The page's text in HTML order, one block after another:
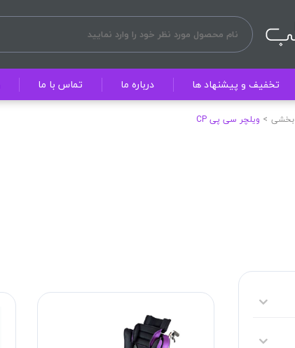
تخفیف و پیشنهاد ها درباره ما تماس با ما
بخشی ویلچر سی پی CP